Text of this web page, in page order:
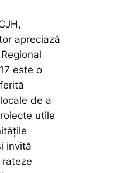
apreciază
este o
de a
utile
invită
rateze